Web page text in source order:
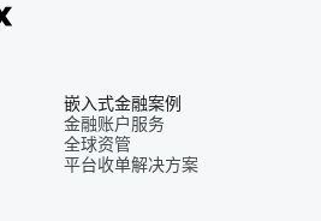
嵌入式金融案例
金融账户服务
全球资管
平台收单解决方案